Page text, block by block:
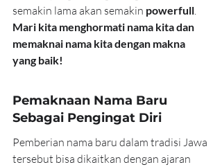
semakin lama akan semakin powerfull
Mari kita menghormati nama kita dan
memaknai nama kita dengan makna
yang baik!
Pemaknaan Nama Baru
Sebagai Pengingat Diri
Pemberian nama baru dalam tradisi Jawa
tersebut bisa dikaitkan dengan ajaran